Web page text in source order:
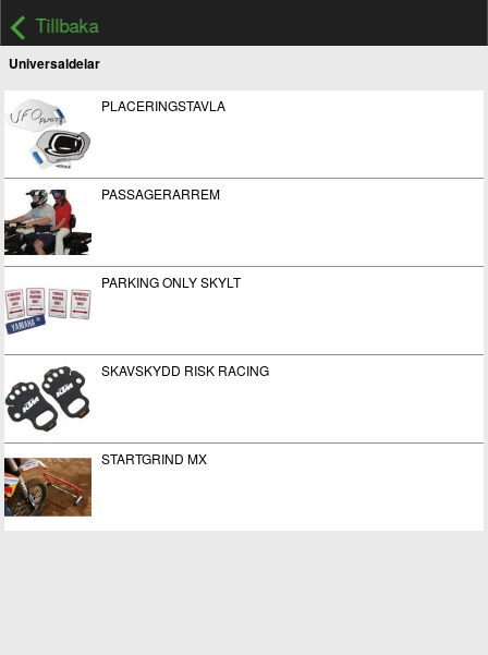
Tillbaka
Universaldelar
PLACERINGSTAVLA
PASSAGERARREM
PARKING ONLY SKYLT
SKAVSKYDD RISK RACING
STARTGRIND MX